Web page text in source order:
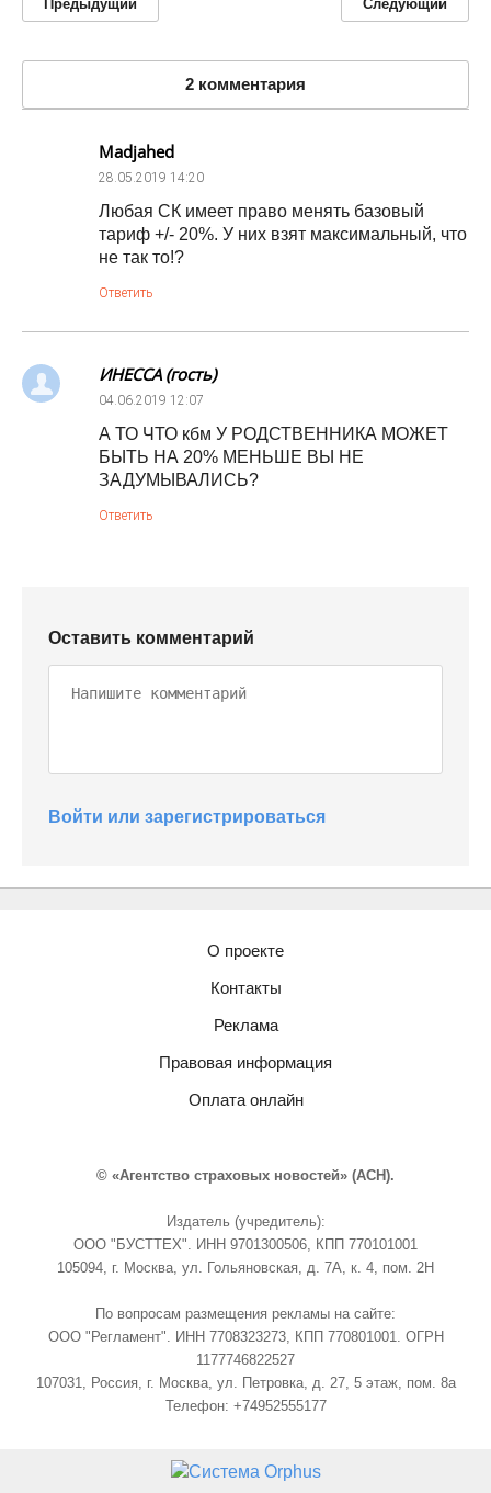
Предыдущий Следующий
2 комментария
Madjahed
28.05.2019 14:20
Любая СК имеет право менять базовый
тариф +/- 20%. У них взят максимальный, что
не так то!?
Ответить
ИНЕССА (гость)
04.06.2019 12:07
А ТО ЧТО кбм У РОДСТВЕННИКА МОЖЕТ
БЫТЬ НА 20% МЕНЬШЕ ВЫ НЕ
ЗАДУМЫВАЛИСЬ?
Ответить
Оставить комментарий
Войти или зарегистрироваться
О проекте
Контакты
Реклама
Правовая информация
Оплата онлайн
© «Агентство страховых новостей» (АСН).
Издатель (учредитель):
ООО "БУСТТЕХ". ИНН 9701300506, КПП 770101001
105094, г. Москва, ул. Гольяновская, д. 7А, к. 4, пом. 2Н
По вопросам размещения рекламы на сайте:
ООО "Регламент". ИНН 7708323273, КПП 770801001. ОГРН
1177746822527
107031, Россия, г. Москва, ул. Петровка, д. 27, 5 этаж, пом. 8а
Телефон: +74952555177